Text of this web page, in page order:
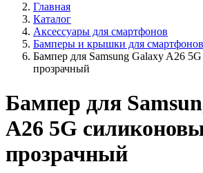
Главная
Каталог
Аксессуары для смартфонов
Бамперы и крышки для смартфонов
Бампер для Samsung Galaxy A26
прозрачный
Бампер для
A26 5G
прозрачный